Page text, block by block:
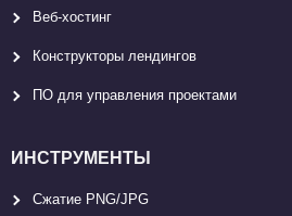
Веб-хостинг
Конструкторы лендингов
ПО для управления проектами
ИНСТРУМЕНТЫ
Сжатие PNG/JPG